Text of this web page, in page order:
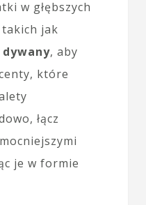
w głębszych
jak
dywany, aby
które
łącz
je w formie